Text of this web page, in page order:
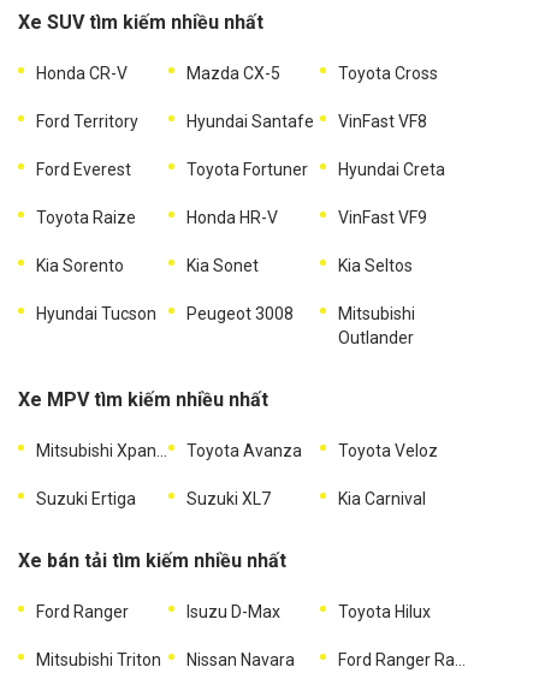
Xe SUV tìm kiếm nhiều nhất
Honda CR-V Mazda CX-5 Toyota Cross
Ford Territory Hyundai Santafe VinFast VF8
Ford Everest Toyota Fortuner Hyundai Creta
Toyota Raize Honda HR-V VinFast VF9
Kia Sorento Kia Sonet Kia Seltos
Hyundai Tucson Peugeot 3008
Mitsubishi
Outlander
Xe MPV tìm kiếm nhiều nhất
Mitsubishi Xpander Toyota Avanza Toyota Veloz
Suzuki Ertiga Suzuki XL7 Kia Carnival
Xe bán tải tìm kiếm nhiều nhất
Ford Ranger Isuzu D-Max Toyota Hilux
Mitsubishi Triton Nissan Navara Ford Ranger Raptor